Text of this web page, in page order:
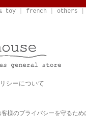
toy| french others
シーについて
客様のプライバシーを守るた